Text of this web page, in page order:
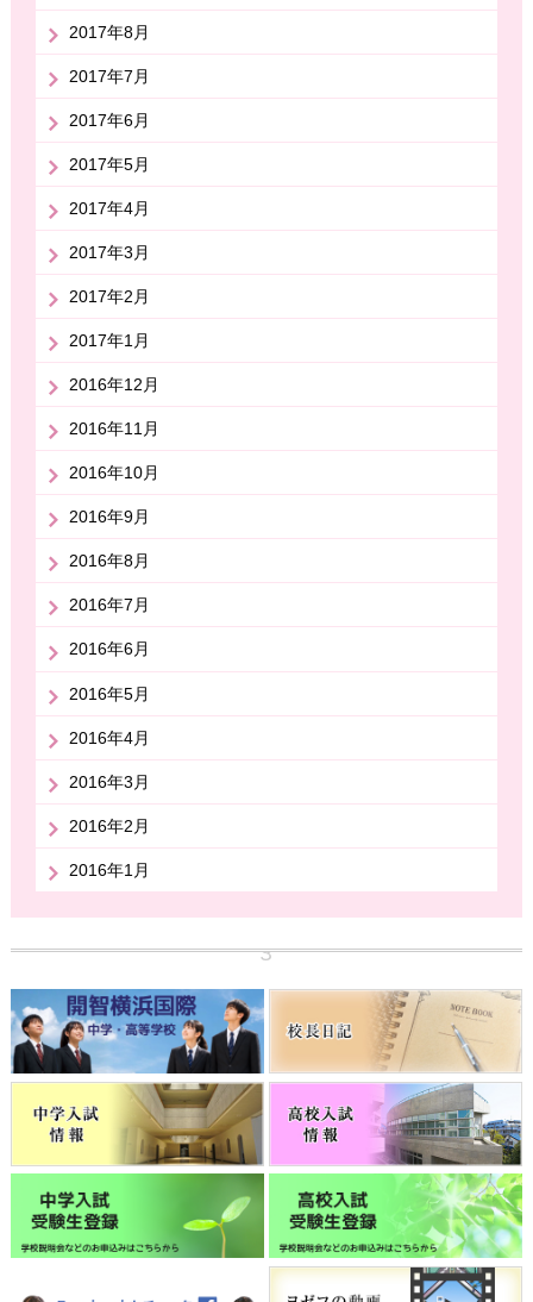
2017年8月
2017年7月
2017年6月
2017年5月
2017年4月
2017年3月
2017年2月
2017年1月
2016年12月
2016年11月
2016年10月
2016年9月
2016年8月
2016年7月
2016年6月
2016年5月
2016年4月
2016年3月
2016年2月
2016年1月